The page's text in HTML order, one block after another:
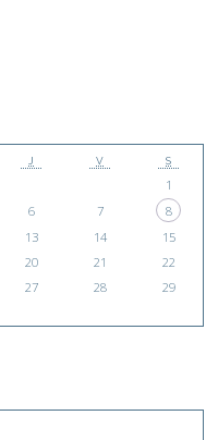
J V S
1
6 7
8
13 14
15
20 21
22
27 28
29